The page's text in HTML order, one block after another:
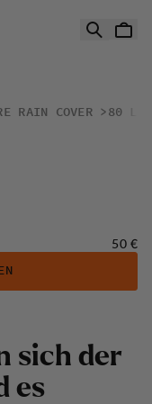
RAIN COVER >80 L
Preis:
50 €
sich der
es